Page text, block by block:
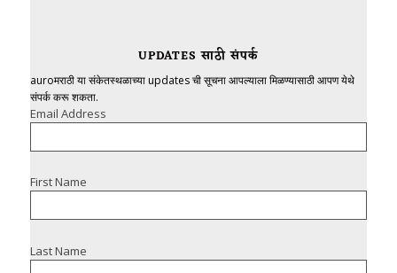
UPDATES साठी संपर्क
auroमराठी या संकेतस्थळाच्या updates ची सूचना आपल्याला मिळण्यासाठी आपण येथे
संपर्क करू शकता.
Email Address
First Name
Last Name